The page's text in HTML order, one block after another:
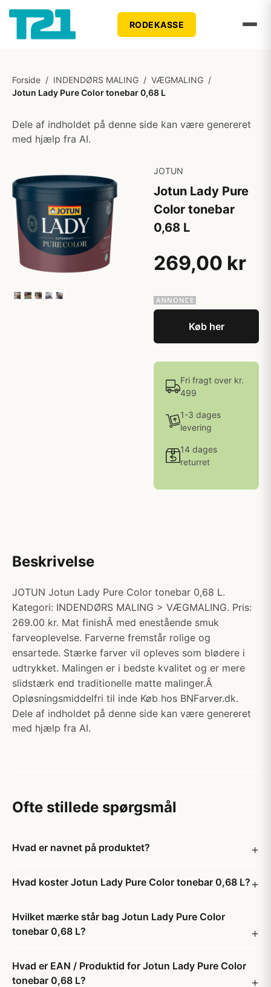
RODEKASSE
Forside / INDENDØRS MALING / VÆGMALING /
Jotun Lady Pure Color tonebar 0,68 L
Dele af indholdet på denne side kan være genereret
med hjælp fra AI.
JOTUN
Jotun Lady Pure
Color tonebar
0,68 L
269,00 kr
Køb her
Fri fragt over kr.
499
1-3 dages
levering
14 dages
returret
Beskrivelse
JOTUN Jotun Lady Pure Color tonebar 0,68 L.
Kategori: INDENDØRS MALING > VÆGMALING. Pris:
269.00 kr. Mat finishÂ med enestående smuk
farveoplevelse. Farverne fremstår rolige og
ensartede. Stærke farver vil opleves som blødere i
udtrykket. Malingen er i bedste kvalitet og er mere
slidstærk end traditionelle matte malinger.Â
Opløsningsmiddelfri til inde Køb hos BNFarver.dk.
Dele af indholdet på denne side kan være genereret
med hjælp fra AI.
Ofte stillede spørgsmål
Hvad er navnet på produktet?
Hvad koster Jotun Lady Pure Color tonebar 0,68 L?
Hvilket mærke står bag Jotun Lady Pure Color
tonebar 0,68 L?
Hvad er EAN / Produktid for Jotun Lady Pure Color
tonebar 0,68 L?